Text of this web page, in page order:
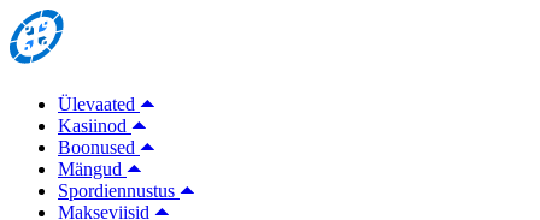
Ülevaated
Kasiinod
Boonused
Mängud
Spordiennustus
Makseviisid